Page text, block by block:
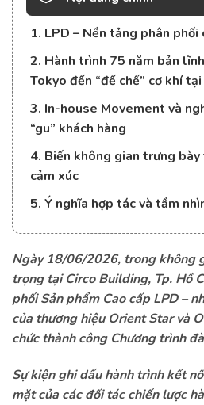
1. LPD – Nền tảng phân phối
2. Hành trình 75 năm bản
Tokyo đến “đế chế” cơ khí
3. In-house Movement và
“gu” khách hàng
4. Biến không gian trưng bày
cảm xúc
5. Ý nghĩa hợp tác và tầm
Ngày 18/06/2026, trong không
trọng tại Circo Building, Tp. Hồ
phối Sản phẩm Cao cấp LPD –
của thương hiệu Orient Star và
chức thành công Chương trình
Sự kiện ghi dấu hành trình kết
mặt của các đối tác chiến lược